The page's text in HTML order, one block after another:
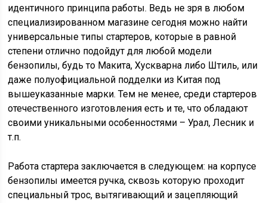
идентичного принципа работы. Ведь не зря в любом
специализированном магазине сегодня можно найти
универсальные типы стартеров, которые в равной
степени отлично подойдут для любой модели
бензопилы, будь то Макита, Хускварна либо Штиль, или
даже полуофициальной подделки из Китая под
вышеуказанные марки. Тем не менее, среди стартеров
отечественного изготовления есть и те, что обладают
своими уникальными особенностями – Урал, Лесник и
т.п.
Работа стартера заключается в следующем: на корпусе
бензопилы имеется ручка, сквозь которую проходит
специальный трос, вытягивающий и зацепляющий